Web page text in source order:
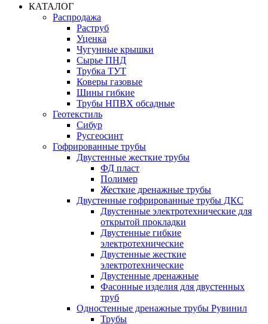
КАТАЛОГ
Распродажа
Раструб
Уценка
Чугунные крышки
Сырье ПНД
Трубка ТУТ
Коверы газовые
Шины гибкие
Трубы НПВХ обсадные
Геотекстиль
Сибур
Русгеосинт
Гофрированные трубы
Двустенные жесткие трубы
ФД пласт
Полимер
Жесткие дренажные трубы
Двустенные гофрированные трубы ДКС
Двустенные электротехнические для
открытой прокладки
Двустенные гибкие
электротехнические
Двустенные жесткие
электротехнические
Двустенные дренажные
Фасонные изделия для двустенных
труб
Одностенные дренажные трубы Рувинил
Трубы